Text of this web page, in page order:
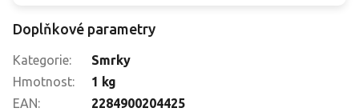
Doplňkové parametry
Kategorie:
Smrky
Hmotnost:
1 kg
EAN:
2284900204425